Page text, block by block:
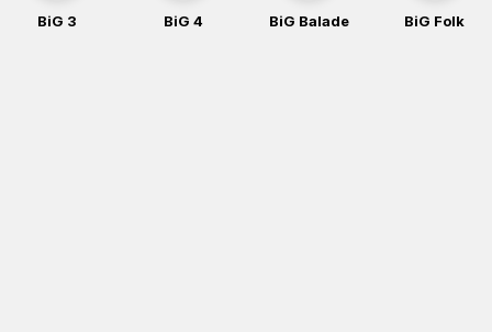
BiG 3 BiG 4 BiG Balade BiG Folk